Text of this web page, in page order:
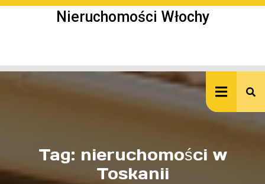
Skip
Nieruchomości Włochy
Tag: nieruchomości w
Toskanii